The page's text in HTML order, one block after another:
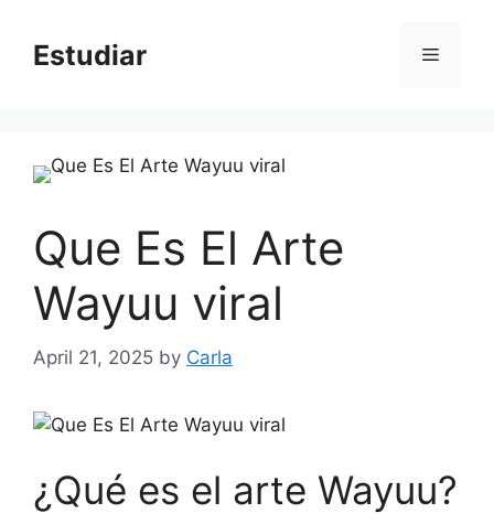
contentEstudiar Menu
Que Es El Arte
Wayuu viral
April 21, 2025 by Carla
¿Qué es el arte Wayuu?